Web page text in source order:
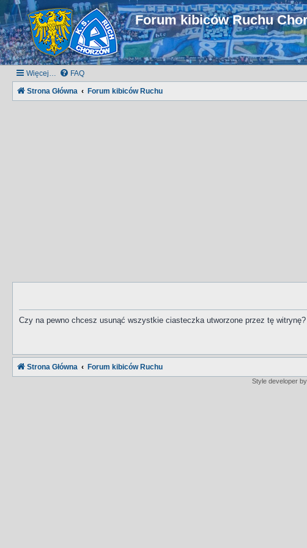
Forum kibiców Ruchu
Więcej… FAQ
Strona Główna Forum kibiców Ruchu
Czy na pewno chcesz usunąć wszystkie ciasteczka utworzone przez tę witrynę?
Strona Główna Forum kibiców Ruchu
Style developer by